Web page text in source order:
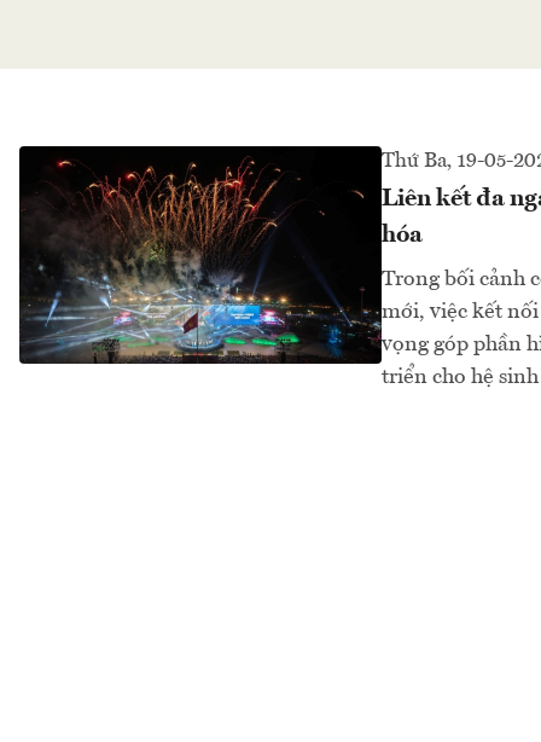
Thứ Ba, 19-05-
Liên kết đa
hóa
Trong bối cảnh
mới, việc kết
vọng góp phần
triển cho hệ